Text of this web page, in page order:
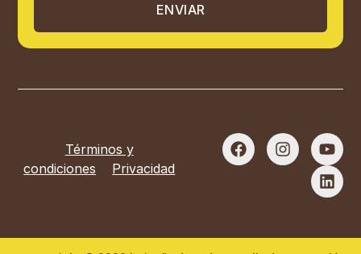
ENVIAR
Términos y
condiciones
Privacidad